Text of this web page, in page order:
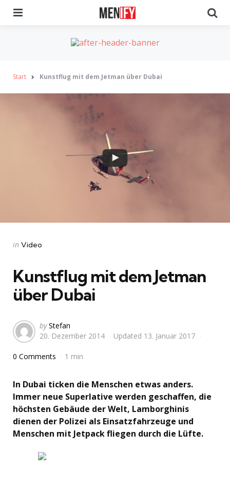
Start Kunstflug mit dem Jetman über Dubai
Categories
Posted
in Video
Kunstflug mit dem Jetman
über Dubai
Posted
by
by Stefan
20. Dezember 2014
Updated 13. Januar 2017
0 Comments 1 min
In Dubai ticken die Menschen etwas anders.
Immer neue Superlative werden geschaffen, die
höchsten Gebäude der Welt, Lamborghinis
dienen der Polizei als Einsatzfahrzeuge und
Menschen mit Jetpack fliegen durch die Lüfte.